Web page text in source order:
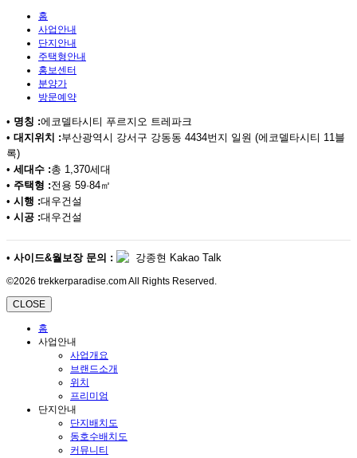
홈
사업안내
단지안내
주택형안내
홍보센터
분양가
방문예약
• 명칭 :에코델타시티 푸르지오 트레파크
• 대지위치 :부산광역시 강서구 강동동 4434번지 일원 (에코델타시티 11블
록)
• 세대수 :총 1,370세대
• 주택형 :전용 59·84㎡
• 시행 :대우건설
• 시공 :대우건설
• 사이드&월보장 문의 : 강종현 Kakao Talk
©2026 trekkerparadise.com All Rights Reserved.
CLOSE
홈
사업안내
사업개요
브랜드소개
위치
프리미엄
단지안내
단지배치도
동호수배치도
커뮤니티